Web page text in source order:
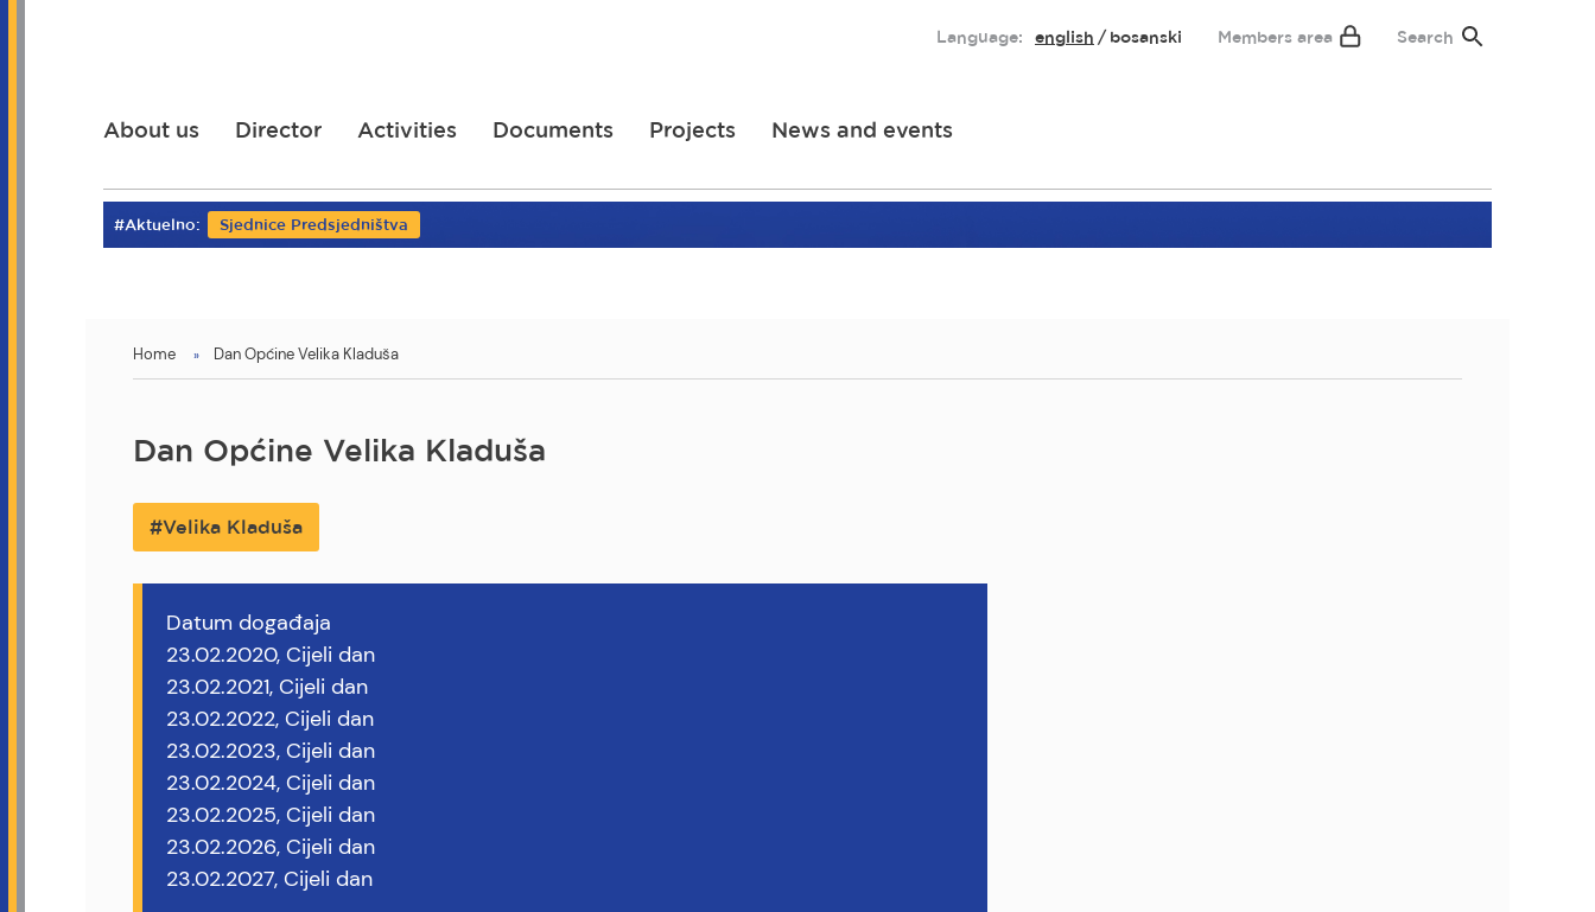
Language: english bosanski Members area Search
About us Director Activities Documents Projects News and events
#Aktuelno: Sjednice Predsjedništva
You
Home Dan Općine Velika Kladuša
Dan Općine Velika Kladuša
Velika Kladuša
Datum događaja
23.02.2020, Cijeli dan
23.02.2021, Cijeli dan
23.02.2022, Cijeli dan
23.02.2023, Cijeli dan
23.02.2024, Cijeli dan
23.02.2025, Cijeli dan
23.02.2026, Cijeli dan
23.02.2027, Cijeli dan